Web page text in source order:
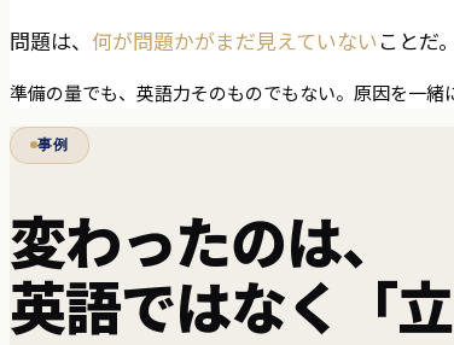
問題は、 何が問題かがまだ見えていない ことだ。
準備の量でも、英語力そのものでもない。原因を一緒
事例
変わったのは、
英語ではなく「立